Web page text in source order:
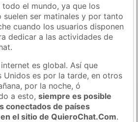
todo el mundo, ya que los
suelen ser matinales y por tanto
cuando los usuarios disponen
dedicar a las actividades de
es global. Así que
Unidos es por la tarde, en otros
por la noche, ó
a esto,siempre es posible
conectados de países
el sitio de QuieroChat.Com.